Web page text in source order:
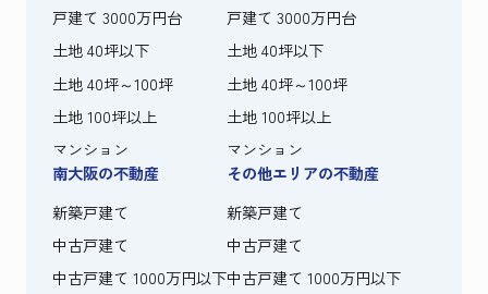
戸建て 3000万円台
土地 40坪以下
土地 40坪～100坪
土地 100坪以上
マンション
戸建て 3000万円台
土地 40坪以下
土地 40坪～100坪
土地 100坪以上
マンション
南大阪の不動産
新築戸建て
中古戸建て
中古戸建て 1000万円以下
その他エリアの不動産
新築戸建て
中古戸建て
中古戸建て 1000万円以下